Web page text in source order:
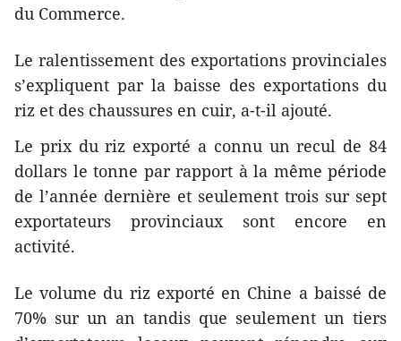
du Commerce.
Le ralentissement des exportations provinciales
s’expliquent par la baisse des exportations du
riz et des chaussures en cuir, a-t-il ajouté.
Le prix du riz exporté a connu un recul de 84
dollars le tonne par rapport à la même période
de l’année dernière et seulement trois sur sept
exportateurs provinciaux sont encore en
activité.
Le volume du riz exporté en Chine a baissé de
70% sur un an tandis que seulement un tiers